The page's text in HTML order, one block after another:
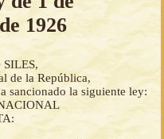
1926
de la República,
sancionado la siguiente ley: